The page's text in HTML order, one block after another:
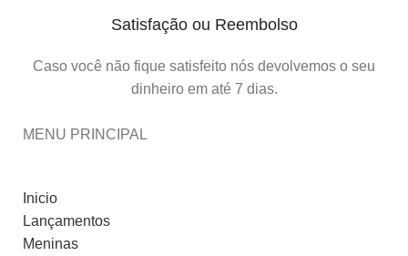
Satisfação ou Reembolso
Caso você não fique satisfeito nós devolvemos o seu
dinheiro em até 7 dias.
MENU PRINCIPAL
Inicio
Lançamentos
Meninas